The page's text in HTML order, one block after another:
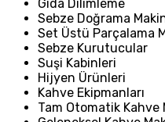
Gıda Dilimleme
Sebze Doğrama
Set Üstü Parçalama
Sebze Kurutucular
Suşi Kabinleri
Hijyen Ürünleri
Kahve Ekipmanları
Tam Otomatik Kahve